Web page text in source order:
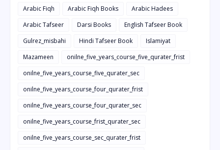
Arabic Fiqh
Arabic Fiqh Books
Arabic Hadees
Arabic Tafseer
Darsi Books
English Tafseer Book
Gulrez_misbahi
Hindi Tafseer Book
Islamiyat
Mazameen
onilne_five_years_course_five_qurater_frist
onilne_five_years_course_five_qurater_sec
onilne_five_years_course_four_qurater_frist
onilne_five_years_course_four_qurater_sec
onilne_five_years_course_frist_qurater_sec
onilne_five_years_course_sec_qurater_frist